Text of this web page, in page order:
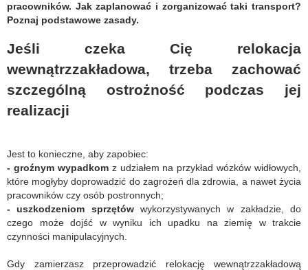
pracowników. Jak zaplanować i zorganizować taki transport?
Poznaj podstawowe zasady.
Jeśli czeka Cię relokacja
wewnątrzzakładowa, trzeba zachować
szczególną ostrożność podczas jej
realizacji
Jest to konieczne, aby zapobiec:
- groźnym wypadkomz udziałem na przykład wózków widłowych,
które mogłyby doprowadzić do zagrożeń dla zdrowia, a nawet życia
pracowników czy osób postronnych;
- uszkodzeniom sprzętówwykorzystywanych w zakładzie, do
czego może dojść w wyniku ich upadku na ziemię w trakcie
czynności manipulacyjnych.
Gdy zamierzasz przeprowadzić relokację wewnątrzzakładową